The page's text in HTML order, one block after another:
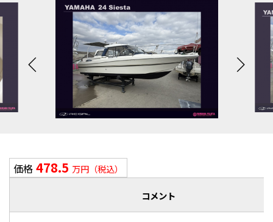
価格 478.5 万円（税込）
コメント